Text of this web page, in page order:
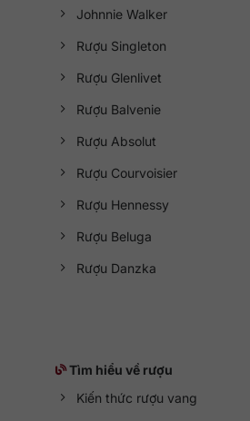
Johnnie Walker
Rượu Singleton
Rượu Glenlivet
Rượu Balvenie
Rượu Absolut
Rượu Courvoisier
Rượu Hennessy
Rượu Beluga
Rượu Danzka
Tìm hiểu về rượu
Kiến thức rượu vang